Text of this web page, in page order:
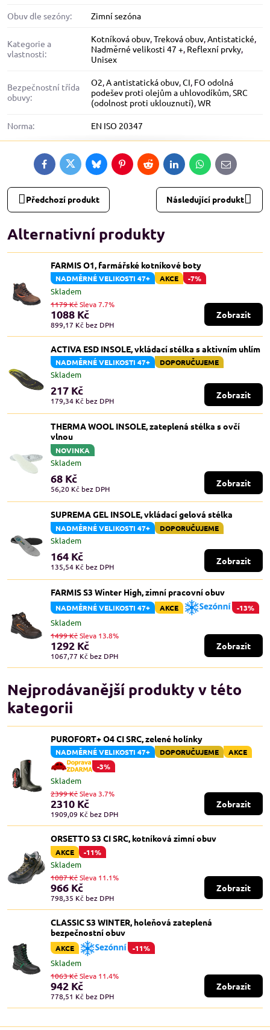
Obuv dle sezóny: Zimní sezóna
Kategorie a
vlastnosti:
Kotníková obuv,Treková obuv,Antistatické,
Nadměrné velikosti 47 +, Reflexní prvky,
Unisex
Bezpečnostní třída
obuvy:
O2,A antistatická obuv,CI, FO odolná
podešev proti olejům a uhlovodíkům,SRC
(odolnost proti uklouznutí),WR
Norma: EN ISO 20347
FacebookTwitterBlueskyPinterestRedditLinkedInWhatsApp
E-
mail
Předchozí produkt Následující produkt
Alternativní produkty
FARMIS O1, farmářské kotníkové boty
NADMĚRNÉ VELIKOSTI 47+ AKCE -7%
Skladem
1088 Kč
899,17 Kč bez DPH
1179 KčSleva 7.7%
Zobrazit
ACTIVA ESD INSOLE, vkládací stélka s aktivním uhlím
NADMĚRNÉ VELIKOSTI 47+ DOPORUČUJEME
Skladem
217 Kč
179,34 Kč bez DPH
Zobrazit
THERMA WOOL INSOLE, zateplená stélka s ovčí
vlnou
NOVINKA
Skladem
68 Kč
56,20 Kč bez DPH
Zobrazit
SUPREMA GEL INSOLE, vkládací gelová stélka
NADMĚRNÉ VELIKOSTI 47+ DOPORUČUJEME
Skladem
164 Kč
135,54 Kč bez DPH
Zobrazit
FARMIS S3 Winter High, zimní pracovní obuv
NADMĚRNÉ VELIKOSTI 47+ AKCE -13%
Skladem
1292 Kč
1067,77 Kč bez DPH
1499 KčSleva 13.8%
Zobrazit
Nejprodávanější produkty v této
kategorii
PUROFORT+ O4 CI SRC, zelené holínky
NADMĚRNÉ VELIKOSTI 47+ DOPORUČUJEME
AKCE
-3%
Skladem
2310 Kč
1909,09 Kč bez DPH
2399 KčSleva 3.7%
Zobrazit
ORSETTO S3 CI SRC, kotníková zimní obuv
AKCE -11%
Skladem
966 Kč
798,35 Kč bez DPH
1087 KčSleva 11.1%
Zobrazit
CLASSIC S3 WINTER, holeňová zateplená
bezpečnostní obuv
AKCE -11%
Skladem
942 Kč
778,51 Kč bez DPH
1063 KčSleva 11.4%
Zobrazit